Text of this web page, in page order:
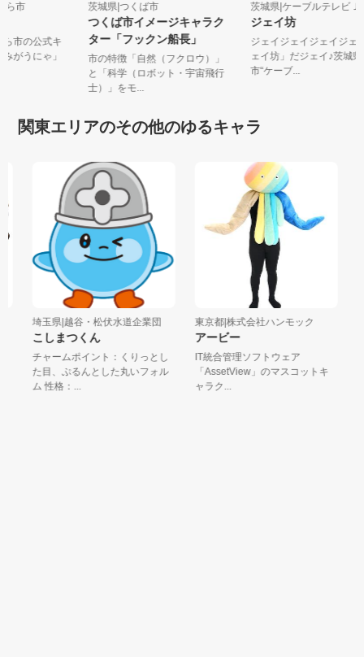
ら市
ら市の公式キ
みがうにゃ」
茨城県|つくば市
つくば市イメージキャラク
ター「フックン船長」
市の特徴「自然（フクロウ）」
と「科学（ロボット・宇宙飛行
士）」をモ...
茨城県|ケーブルテレビ
ジェイ坊
ジェイジェイジェイジ
ェイ坊」だジェイ♪茨
市“ケーブ...
関東エリアのその他のゆるキャラ
埼玉県|越谷・松伏水道企業団
こしまつくん
チャームポイント：くりっとし
た目、ぷるんとした丸いフォル
ム 性格：...
東京都|株式会社ハンモック
アービー
IT統合管理ソフトウェア
「AssetView」のマスコットキ
ャラク...